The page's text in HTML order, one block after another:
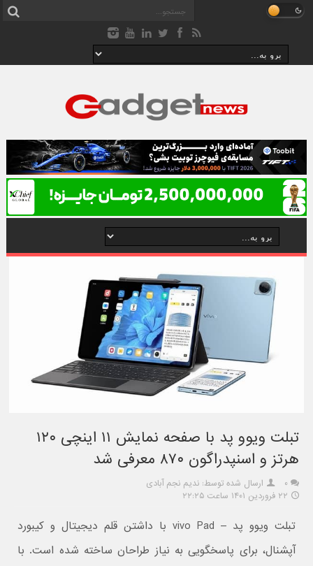
تبلت ویوو پد با صفحه نمایش ۱۱ اینچی ۱۲۰
هرتز و اسنپدراگون ۸۷۰ معرفی شد
۰
ارسال شده توسط: ندیم نجم آبادی
۲۲ فروردین ۱۴۰۱ ساعت ۲۲:۲۵
تبلت ویوو پد – vivo Pad با داشتن قلم دیجیتال و کیبورد
آپشنال، برای پاسخگویی به نیاز طراحان ساخته شده است. با